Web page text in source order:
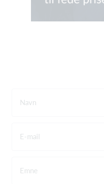
Navn
E-mail
Emne